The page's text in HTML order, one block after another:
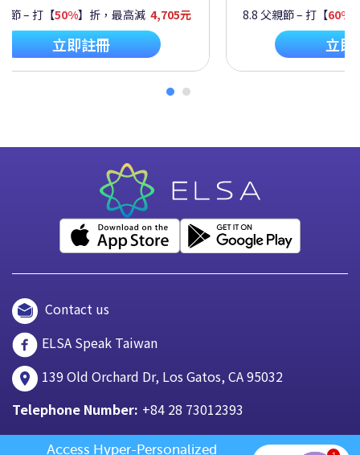
– 打【60%】折，最高減2,092元
立即註冊
8.8 父親節 – 打【50%】
立即註
Contact us
ELSA Speak Taiwan
139 Old Orchard Dr, Los Gatos, CA 95032
Telephone Number: +84 28 73012393
Access Hyper-Personalized